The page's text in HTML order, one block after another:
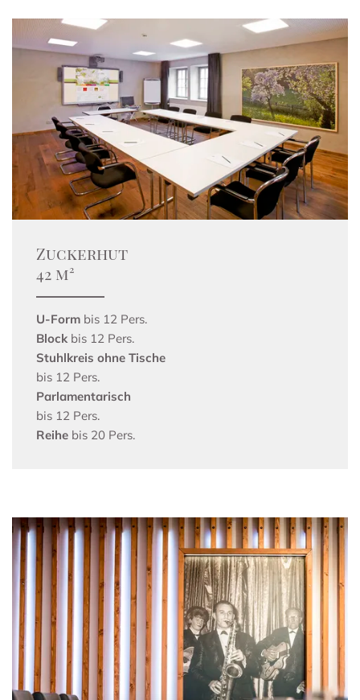
Zuckerhut
42 m²
U-Form bis 12 Pers.
Block bis 12 Pers.
Stuhlkreis ohne Tische
bis 12 Pers.
Parlamentarisch
bis 12 Pers.
Reihe bis 20 Pers.